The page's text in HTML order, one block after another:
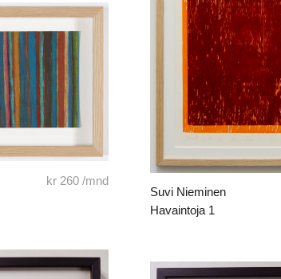
Suvi Nieminen
Havaintoja 1
kr260/mnd